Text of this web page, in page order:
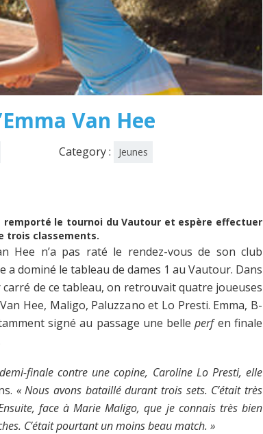
Van Hee
Category : Jeunes
remporté le tournoi du Vautour et espère effectuer
trois classements.
Hee n’a pas raté le rendez-vous de son club
a dominé le tableau de dames 1 au Vautour. Dans
carré de ce tableau, on retrouvait quatre joueuses
Hee, Maligo, Paluzzano et Lo Presti. Emma, B-
signé au passage une belleperfen finale
finale contre une copine, Caroline Lo Presti, elle
« Nous avons bataillé durant trois sets. C’était très
face à Marie Maligo, que je connais très bien
C’était pourtant un moins beau match. »